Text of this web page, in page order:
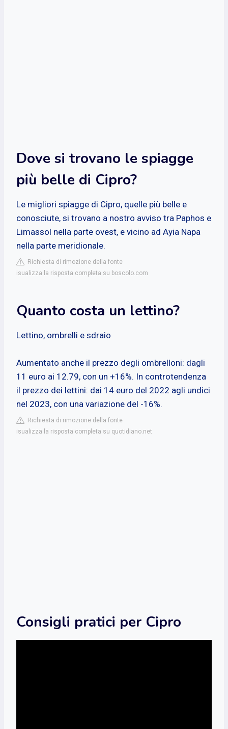
Dove si trovano le spiagge
più belle di Cipro?
Le migliori spiagge di Cipro, quelle più belle e
conosciute, si trovano a nostro avviso tra Paphos e
Limassol nella parte ovest, e vicino ad Ayia Napa
nella parte meridionale.
Richiesta di rimozione della fonte
isualizza la risposta completa su boscolo.com
Quanto costa un lettino?
Lettino, ombrelli e sdraio
Aumentato anche il prezzo degli ombrelloni: dagli
11 euro ai 12.79, con un +16%. In controtendenza
il prezzo dei lettini: dai 14 euro del 2022 agli undici
nel 2023, con una variazione del -16%.
Richiesta di rimozione della fonte
isualizza la risposta completa su quotidiano.net
Consigli pratici per Cipro